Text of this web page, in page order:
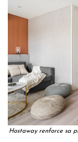
Hostaway renforce sa